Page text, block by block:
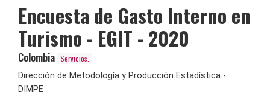
Encuesta de Gasto Interno en
Turismo - EGIT - 2020
Colombia Servicios.
Dirección de Metodología y Producción Estadística -
DIMPE